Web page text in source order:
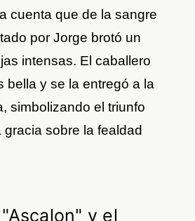
cuenta que de la sangre
por Jorge brotó un
intensas. El caballero
bella y se la entregó a la
simbolizando el triunfo
sobre la fealdad
y el